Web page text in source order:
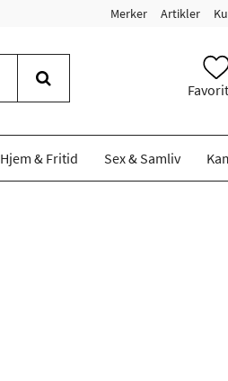
Merker Artikler
Hjem & Fritid Sex & Samliv